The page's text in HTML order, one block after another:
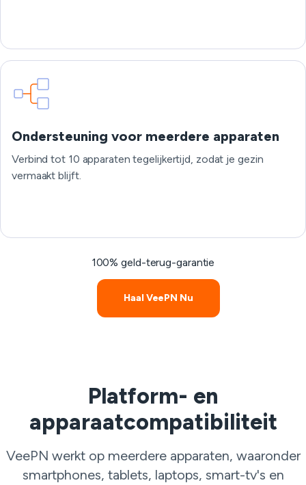
Ondersteuning voor meerdere apparaten
Verbind tot 10 apparaten tegelijkertijd, zodat je gezin
vermaakt blijft.
100% geld-terug-garantie
Haal VeePN Nu
Platform- en
apparaatcompatibiliteit
VeePN werkt op meerdere apparaten, waaronder
smartphones, tablets, laptops, smart-tv's en